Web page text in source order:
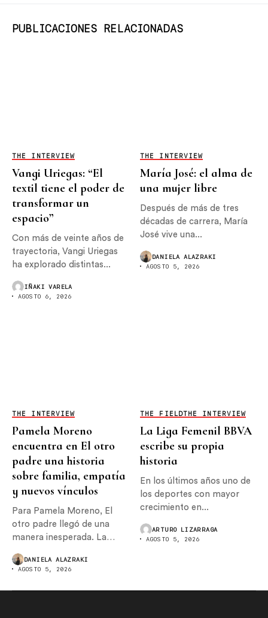
PUBLICACIONES RELACIONADAS
THE INTERVIEW
Vangi Uriegas: “El
textil tiene el poder de
transformar un
espacio”
Con más de veinte años de
trayectoria, Vangi Uriegas
ha explorado distintas...
IÑAKI VARELA
AGOSTO 6, 2026
THE INTERVIEW
María José: el alma de
una mujer libre
Después de más de tres
décadas de carrera, María
José vive una...
DANIELA ALAZRAKI
AGOSTO 5, 2026
THE INTERVIEW
Pamela Moreno
encuentra en El otro
padre una historia
sobre familia, empatía
y nuevos vínculos
Para Pamela Moreno, El
otro padre llegó de una
manera inesperada. La
DANIELA ALAZRAKI
AGOSTO 5, 2026
THE FIELDTHE INTERVIEW
La Liga Femenil BBVA
escribe su propia
historia
En los últimos años uno de
los deportes con mayor
crecimiento en...
ARTURO LIZARRAGA
AGOSTO 5, 2026